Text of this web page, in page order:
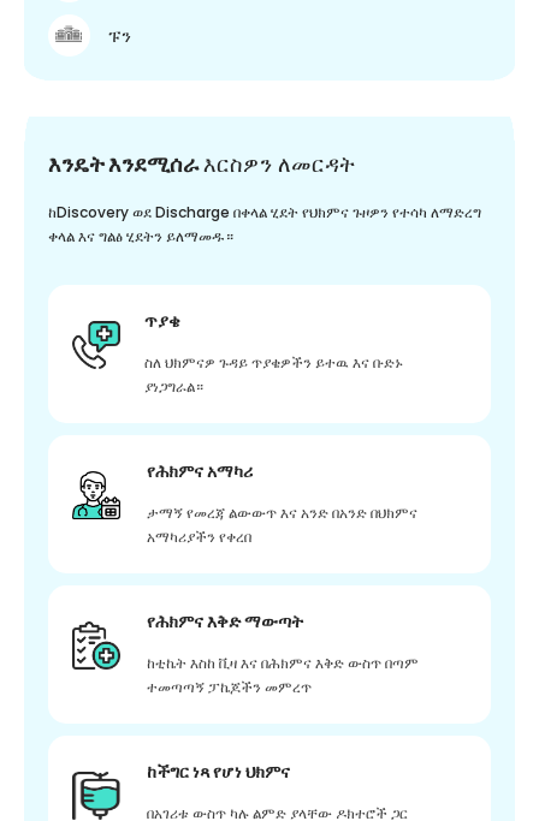
ፑን
እንዴት እንደሚሰራእርስዎን ለመርዳት
ከDiscovery ወደ Discharge በቀላል ሂደት የህክምና ጉዞዎን የተሳካ ለማድረግ
ቀላል እና ግልፅ ሂደትን ይለማመዱ።
ጥያቄ
ስለ ህክምናዎ ጉዳይ ጥያቄዎችን ይተዉ እና ቡድኑ
ያነጋግራል።
የሕክምና አማካሪ
ታማኝ የመረጃ ልውውጥ እና አንድ በአንድ በህክምና
አማካሪያችን የቀረበ
የሕክምና እቅድ ማውጣት
ከቲኬት እስከ ቪዛ እና በሕክምና እቅድ ውስጥ በጣም
ተመጣጣኝ ፓኬጆችን መምረጥ
ከችግር ነጻ የሆነ ህክምና
በአገሪቱ ውስጥ ካሉ ልምድ ያላቸው ዶክተሮች ጋር